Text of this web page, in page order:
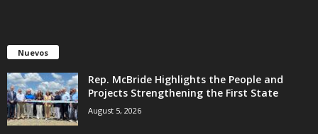
Nuevos
Rep. McBride Highlights the People and
Projects Strengthening the First State
August 5, 2026